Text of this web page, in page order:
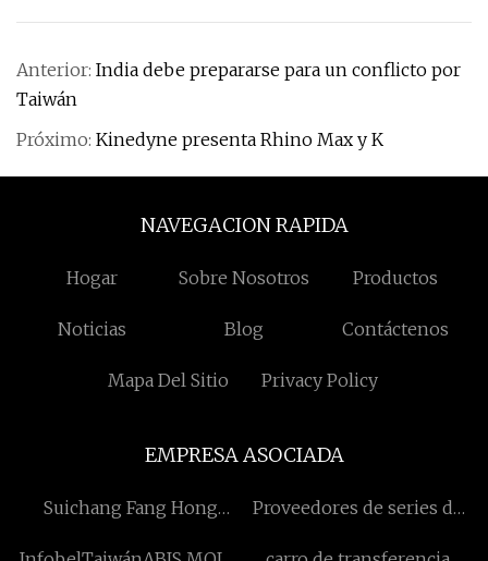
Anterior: India debe prepararse para un conflicto por
Taiwán
Próximo: Kinedyne presenta Rhino Max y K
NAVEGACION RAPIDA
Hogar Sobre Nosotros Productos
Noticias Blog Contáctenos
Mapa Del Sitio Privacy Policy
EMPRESA ASOCIADA
Suichang Fang Hong
Proveedores de series de